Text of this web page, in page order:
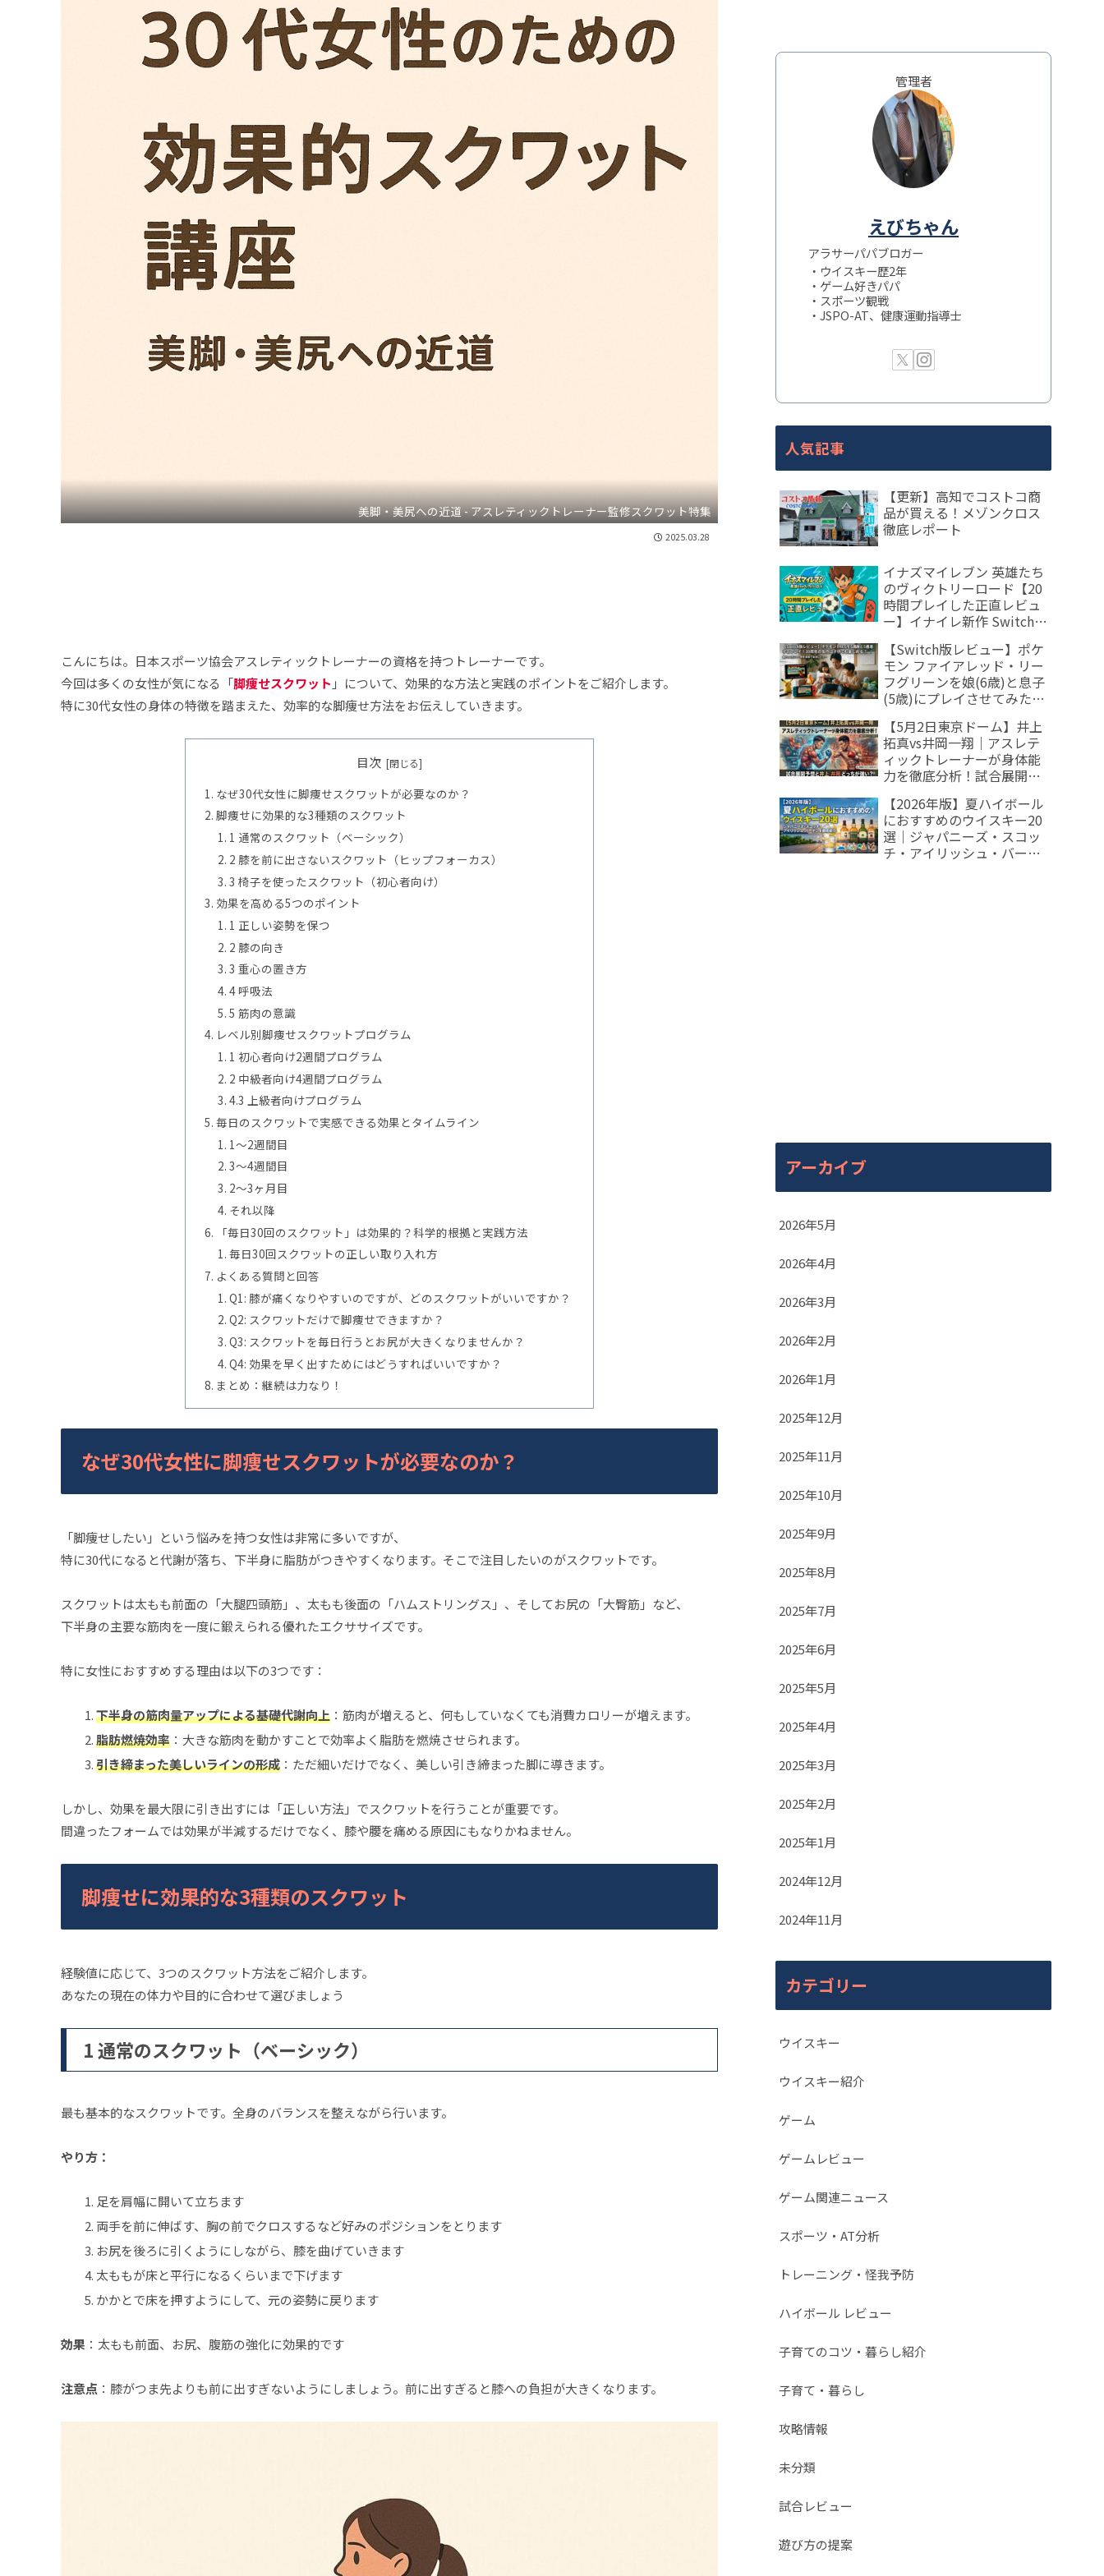
美脚・美尻への近道 - アスレティックトレーナー監修スクワット特集
2025.03.28
こんにちは。日本スポーツ協会アスレティックトレーナーの資格を持つトレーナーです。
今回は多くの女性が気になる「脚痩せスクワット 」について、効果的な方法と実践のポイントをご紹介します。
特に30代女性の身体の特徴を踏まえた、効率的な脚痩せ方法をお伝えしていきます。
目次
なぜ30代女性に脚痩せスクワットが必要なのか？
脚痩せに効果的な3種類のスクワット
1 通常のスクワット（ベーシック）
2 膝を前に出さないスクワット（ヒップフォーカス）
3 椅子を使ったスクワット（初心者向け）
効果を高める5つのポイント
1 正しい姿勢を保つ
2 膝の向き
3 重心の置き方
4 呼吸法
5 筋肉の意識
レベル別脚痩せスクワットプログラム
1 初心者向け2週間プログラム
2 中級者向け4週間プログラム
4.3 上級者向けプログラム
毎日のスクワットで実感できる効果とタイムライン
1〜2週間目
3〜4週間目
2〜3ヶ月目
それ以降
「毎日30回のスクワット」は効果的？科学的根拠と実践方法
毎日30回スクワットの正しい取り入れ方
よくある質問と回答
Q1: 膝が痛くなりやすいのですが、どのスクワットがいいですか？
Q2: スクワットだけで脚痩せできますか？
Q3: スクワットを毎日行うとお尻が大きくなりませんか？
Q4: 効果を早く出すためにはどうすればいいですか？
まとめ：継続は力なり！
なぜ30代女性に脚痩せスクワットが必要なのか？
「脚痩せしたい」という悩みを持つ女性は非常に多いですが、
特に30代になると代謝が落ち、下半身に脂肪がつきやすくなります。そこで注目したいのがスクワットです。
スクワットは太もも前面の「大腿四頭筋」、太もも後面の「ハムストリングス」、そしてお尻の「大臀筋」など、
下半身の主要な筋肉を一度に鍛えられる優れたエクササイズです。
特に女性におすすめする理由は以下の3つです：
下半身の筋肉量アップによる基礎代謝向上 ：筋肉が増えると、何もしていなくても消費カロリーが増えます。
脂肪燃焼効率 ：大きな筋肉を動かすことで効率よく脂肪を燃焼させられます。
引き締まった美しいラインの形成 ：ただ細いだけでなく、美しい引き締まった脚に導きます。
しかし、効果を最大限に引き出すには「正しい方法」でスクワットを行うことが重要です。
間違ったフォームでは効果が半減するだけでなく、膝や腰を痛める原因にもなりかねません。
脚痩せに効果的な3種類のスクワット
経験値に応じて、3つのスクワット方法をご紹介します。
あなたの現在の体力や目的に合わせて選びましょう
1 通常のスクワット（ベーシック）
最も基本的なスクワットです。全身のバランスを整えながら行います。
やり方：
足を肩幅に開いて立ちます
両手を前に伸ばす、胸の前でクロスするなど好みのポジションをとります
お尻を後ろに引くようにしながら、膝を曲げていきます
太ももが床と平行になるくらいまで下げます
かかとで床を押すようにして、元の姿勢に戻ります
効果 ：太もも前面、お尻、腹筋の強化に効果的です
注意点 ：膝がつま先よりも前に出すぎないようにしましょう。前に出すぎると膝への負担が大きくなります。
管理者
えびちゃん
アラサーパパブロガー
・ウイスキー歴2年
・ゲーム好きパパ
・スポーツ観戦
・JSPO-AT、健康運動指導士
人気記事
【更新】高知でコストコ商
品が買える！メゾンクロス
徹底レポート
イナズマイレブン 英雄たち
のヴィクトリーロード【20
時間プレイした正直レビュ
ー】イナイレ新作 Switch
【Switch版レビュー】ポケ
モン ファイアレッド・リー
フグリーンを娘(6歳)と息子
(5歳)にプレイさせてみた！
しめる？【ポケモン ファイ
アレッド リーフグリーン レ
ビュー】
【5月2日東京ドーム】井上
拓真vs井岡一翔｜アスレテ
ィックトレーナーが身体能
力を徹底分析！試合展開予
い？
【2026年版】夏ハイボール
におすすめのウイスキー20
選｜ジャパニーズ・スコッ
チ・アイリッシュ・バーボ
アーカイブ
2026年5月
2026年4月
2026年3月
2026年2月
2026年1月
2025年12月
2025年11月
2025年10月
2025年9月
2025年8月
2025年7月
2025年6月
2025年5月
2025年4月
2025年3月
2025年2月
2025年1月
2024年12月
2024年11月
カテゴリー
ウイスキー
ウイスキー紹介
ゲーム
ゲームレビュー
ゲーム関連ニュース
スポーツ・AT分析
トレーニング・怪我予防
ハイボール レビュー
子育てのコツ・暮らし紹介
子育て・暮らし
攻略情報
未分類
試合レビュー
遊び方の提案